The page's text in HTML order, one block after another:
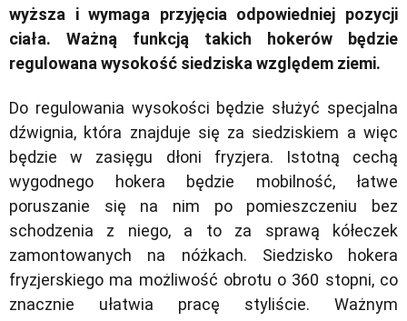
wyższa i wymaga przyjęcia odpowiedniej pozycji
ciała. Ważną funkcją takich hokerów będzie
regulowana wysokość siedziska względem ziemi.
Do regulowania wysokości będzie służyć specjalna
dźwignia, która znajduje się za siedziskiem a więc
będzie w zasięgu dłoni fryzjera. Istotną cechą
wygodnego hokera będzie mobilność, łatwe
poruszanie się na nim po pomieszczeniu bez
schodzenia z niego, a to za sprawą kółeczek
zamontowanych na nóżkach. Siedzisko hokera
fryzjerskiego ma możliwość obrotu o 360 stopni, co
znacznie ułatwia pracę styliście. Ważnym